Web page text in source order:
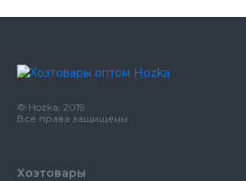
Цвет
Количество в упаковке
© Hozka. 2019.
Все права защищены
Хозтовары